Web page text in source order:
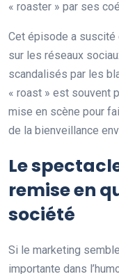
« roaster » par ses
Cet épisode a suscité
sur les réseaux
scandalisés par les
« roast » est souvent
mise en scène pour
de la bienveillance
Le
remise en
société
Si le marketing
importante dans